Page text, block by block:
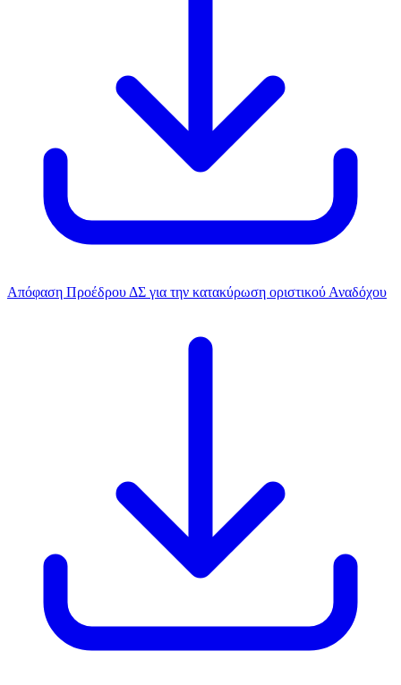
Απόφαση Προέδρου ΔΣ για την κατακύρωση οριστικού Αναδόχου